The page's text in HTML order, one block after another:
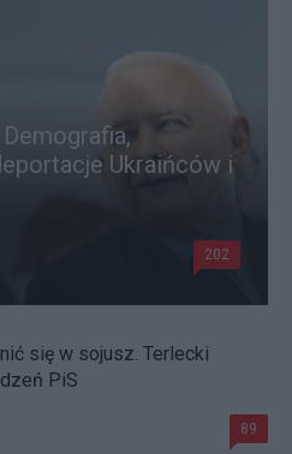
Ukraińców i
202
się w sojusz. Terlecki
PiS
89